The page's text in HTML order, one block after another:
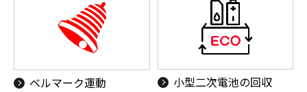
ベルマーク運動 小型二次電池の回収